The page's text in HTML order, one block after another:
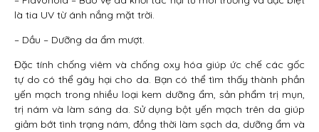
là tia UV từ ánh nắng mặt trời.
– Dầu – Dưỡng da ẩm mượt.
Đặc tính chống viêm và chống oxy hóa giúp ức chế các gốc
tự do có thể gây hại cho da. Bạn có thể tìm thấy thành phần
yến mạch trong nhiều loại kem dưỡng ẩm, sản phẩm trị mụn,
trị nám và làm sáng da. Sử dụng bột yến mạch trên da giúp
giảm bớt tình trạng nám, đồng thời làm sạch da, dưỡng ẩm và